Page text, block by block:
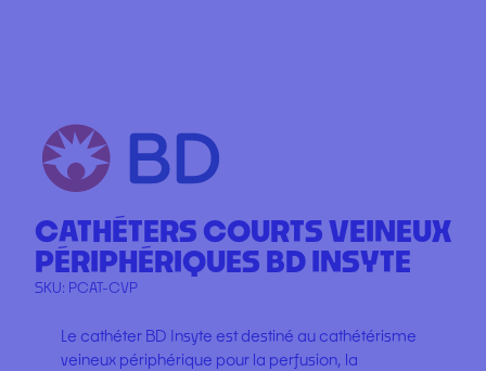
CATHÉTERS COURTS VEINEUX
PÉRIPHÉRIQUES BD INSYTE
SKU: PCAT-CVP
Le cathéter BD Insyte est destiné au cathétérisme
veineux périphérique pour la perfusion, la